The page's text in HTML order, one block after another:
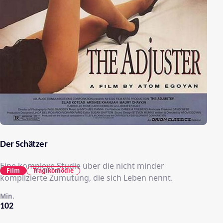
Der Schätzer
Eine komplexe Studie über die nicht minder
komplizierte Zumutung, die sich Leben nennt.
102
Min.
Film Tragikomödie